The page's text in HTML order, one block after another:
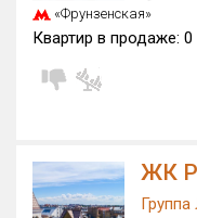
Найдено:
Жилых комплексов
«Фрунзенская»
Квартир в продаже: 0
ЖК